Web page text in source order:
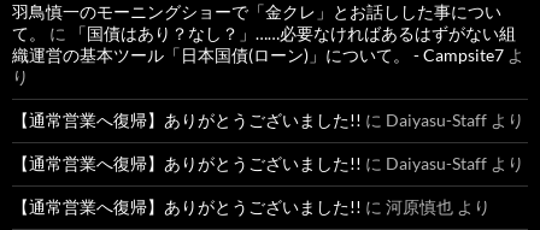
羽鳥慎一のモーニングショーで「金クレ」とお話しした事につい
て。
に
「国債はあり？なし？」……必要なければあるはずがない組
織運営の基本ツール「日本国債(ローン)」について。 - Campsite7 よ
り
【通常営業へ復帰】ありがとうございました!! に Daiyasu-Staff より
【通常営業へ復帰】ありがとうございました!! に Daiyasu-Staff より
【通常営業へ復帰】ありがとうございました!! に 河原慎也 より